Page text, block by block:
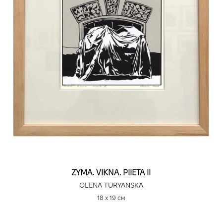
ZYMA. VIKNA. PIIETA II
OLENA TURYANSKA
18 х 19 см